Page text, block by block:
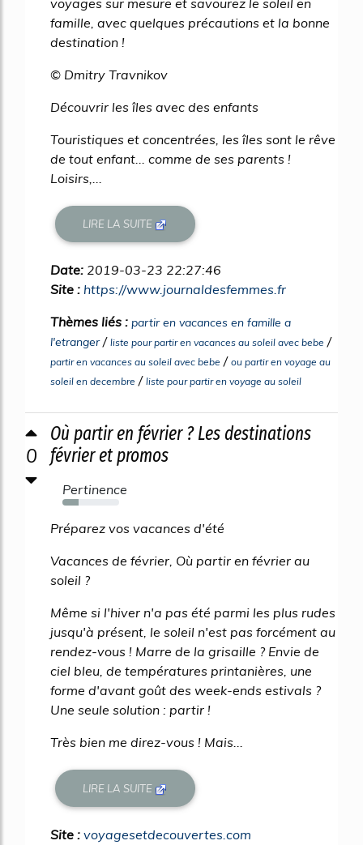
famille, avec quelques précautions et la bonne
destination !
© Dmitry Travnikov
Découvrir les îles avec des enfants
Touristiques et concentrées, les îles sont le rêve
de tout enfant... comme de ses parents !
Loisirs,...
LIRE LA SUITE
Date: 2019-03-23 22:27:46
Site : https://www.journaldesfemmes.fr
Thèmes liés : partir en vacances en famille a
l'etranger/ liste pour partir en vacances au soleil avec bebe /
partir en vacances au soleil avec bebe / ou partir en voyage au
soleil en decembre / liste pour partir en voyage au soleil
0
Où partir en février ? Les destinations
février et promos
Pertinence
28%
Préparez vos vacances d'été
Vacances de février, Où partir en février au
soleil ?
Même si l'hiver n'a pas été parmi les plus rudes
jusqu'à présent, le soleil n'est pas forcément au
rendez-vous ! Marre de la grisaille ? Envie de
ciel bleu, de températures printanières, une
forme d'avant goût des week-ends estivals ?
Une seule solution : partir !
Très bien me direz-vous ! Mais...
LIRE LA SUITE
Site : voyagesetdecouvertes.com